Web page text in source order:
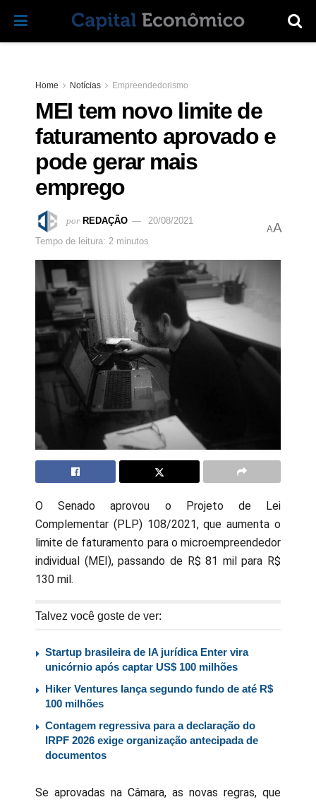
Home Notícias Empreendedorismo
MEI tem novo limite de
faturamento aprovado e
pode gerar mais
emprego
por REDAÇÃO
20/08/2021
Tempo de leitura: 2 minutos
AA
O Senado aprovou o Projeto de Lei
Complementar (PLP) 108/2021, que aumenta o
limite de faturamento para o microempreendedor
individual (MEI), passando de R$ 81 mil para R$
130 mil.
Talvez você goste de ver:
Startup brasileira de IA jurídica Enter vira
unicórnio após captar US$ 100 milhões
Hiker Ventures lança segundo fundo de até R$
100 milhões
Contagem regressiva para a declaração do
IRPF 2026 exige organização antecipada de
documentos
Se aprovadas na Câmara, as novas regras, que